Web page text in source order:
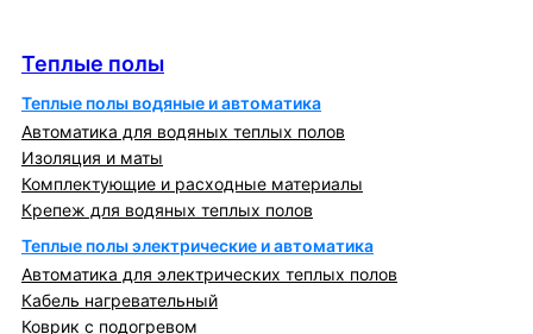
Теплые полы
Теплые полы водяные и автоматика
Автоматика для водяных теплых полов
Изоляция и маты
Комплектующие и расходные материалы
Крепеж для водяных теплых полов
Теплые полы электрические и автоматика
Автоматика для электрических теплых полов
Кабель нагревательный
Коврик с подогревом